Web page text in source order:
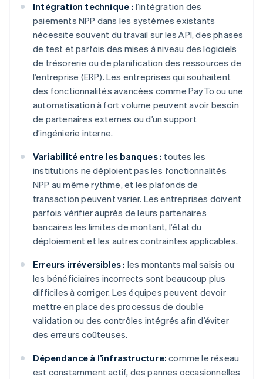
Intégration technique : l’intégration des
paiements NPP dans les systèmes existants
nécessite souvent du travail sur les API, des phases
de test et parfois des mises à niveau des logiciels
de trésorerie ou de planification des ressources de
l’entreprise (ERP). Les entreprises qui souhaitent
des fonctionnalités avancées comme PayTo ou une
automatisation à fort volume peuvent avoir besoin
de partenaires externes ou d’un support
d’ingénierie interne.
Variabilité entre les banques : toutes les
institutions ne déploient pas les fonctionnalités
NPP au même rythme, et les plafonds de
transaction peuvent varier. Les entreprises doivent
parfois vérifier auprès de leurs partenaires
bancaires les limites de montant, l’état du
déploiement et les autres contraintes applicables.
Erreurs irréversibles : les montants mal saisis ou
les bénéficiaires incorrects sont beaucoup plus
difficiles à corriger. Les équipes peuvent devoir
mettre en place des processus de double
validation ou des contrôles intégrés afin d’éviter
des erreurs coûteuses.
Dépendance à l’infrastructure: comme le réseau
est constamment actif, des pannes occasionnelles